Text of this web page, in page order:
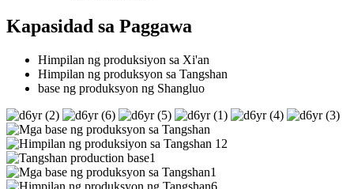
Kapasidad sa Paggawa
Himpilan ng produksiyon sa Xi'an
Himpilan ng produksyon sa Tangshan
base ng produksyon ng Shangluo